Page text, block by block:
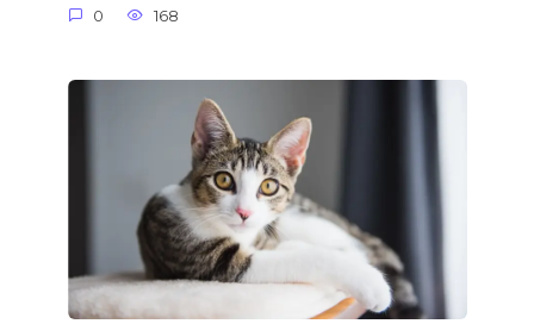
0 168